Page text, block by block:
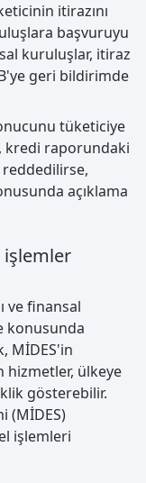
itirazını
başvuruyu
kuruluşlar, itiraz
geri bildirimde
tüketiciye
kredi raporundaki
açıklama
işlemler
ve finansal
konusunda
MİDES'in
hizmetler, ülkeye
gösterebilir.
(MİDES)
işlemleri